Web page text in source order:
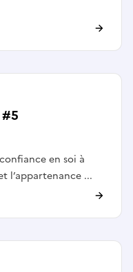
en soi à
l’appartenance ...